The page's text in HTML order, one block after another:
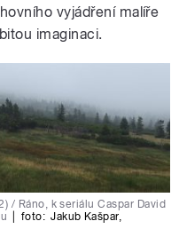
vyjádření malíře
imaginaci.
/ Ráno, k seriálu Caspar David
foto: Jakub Kašpar,